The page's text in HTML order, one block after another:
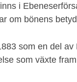
i
om bönens
som en del av
som växte